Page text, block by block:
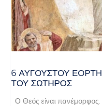
6 ΑΥΓΟΥΣΤΟΥ
ΤΟΥ ΣΩΤΗΡΟΣ
Ο Θεός είναι πανέμορφος.